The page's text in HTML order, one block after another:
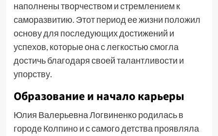
наполнены творчеством и стремлением к
саморазвитию. Этот период ее жизни положил
основу для последующих достижений и
успехов, которые она с легкостью смогла
достичь благодаря своей талантливости и
упорству.
Образование и начало карьеры
Юлия Валерьевна Логвиненко родилась в
городе Колпино и с самого детства проявляла